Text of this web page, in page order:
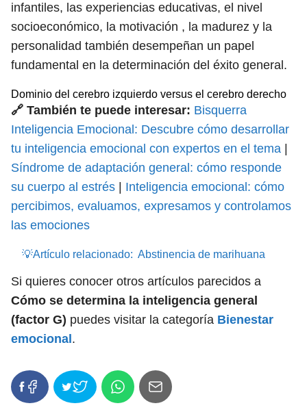
infantiles, las experiencias educativas, el nivel
socioeconómico, la motivación , la madurez y la
personalidad también desempeñan un papel
fundamental en la determinación del éxito general.
Dominio del cerebro izquierdo versus el cerebro derecho
🔗 También te puede interesar: Bisquerra
Inteligencia Emocional: Descubre cómo desarrollar
tu inteligencia emocional con expertos en el tema
Síndrome de adaptación general: cómo responde
su cuerpo al estrés
Inteligencia emocional: cómo
percibimos, evaluamos, expresamos y controlamos
las emociones
💡Artículo relacionado: Abstinencia de marihuana
Si quieres conocer otros artículos parecidos a
Cómo se determina la inteligencia general
(factor G) puedes visitar la categoría Bienestar
emocional .